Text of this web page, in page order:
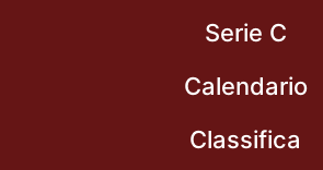
Serie C
Calendario
Classifica